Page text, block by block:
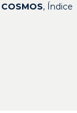
COSMOS, Índice